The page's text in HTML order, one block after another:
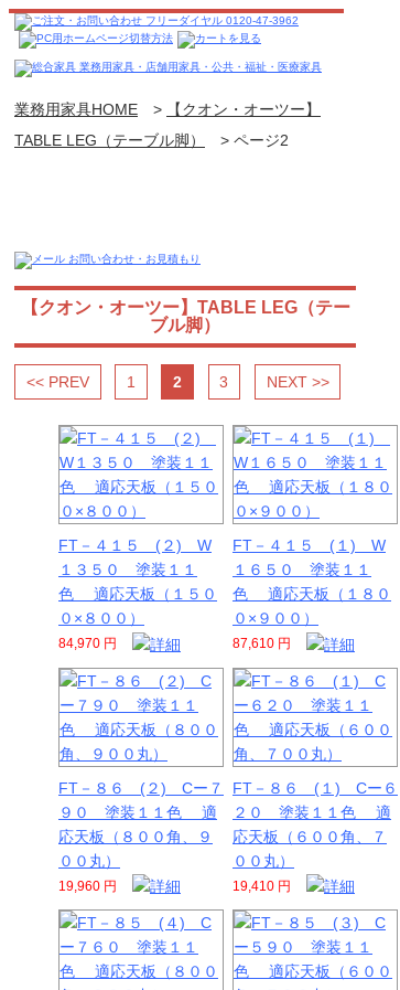
業務用家具HOME >
【クオン・オーツー】
TABLE LEG（テーブル脚）
> ページ2
【クオン・オーツー】TABLE LEG（テー
ブル脚）
<< PREV 1 2 3 NEXT >>
FT－４１５ (２) W
１３５０ 塗装１１
色 適応天板（１５０
０×８００）
84,970 円
FT－４１５ (１) W
１６５０ 塗装１１
色 適応天板（１８０
０×９００）
87,610 円
FT－８６ (２) Cー７
９０ 塗装１１色 適
応天板（８００角、９
００丸）
19,960 円
FT－８６ (１) Cー６
２０ 塗装１１色 適
応天板（６００角、７
００丸）
19,410 円